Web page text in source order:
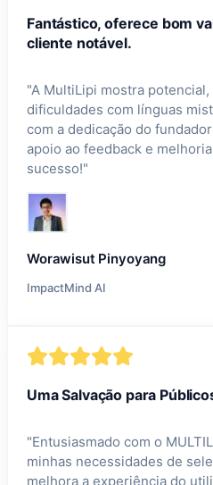
Fantástico, oferece bom
cliente notável.
"A MultiLipi mostra potencial,
dificuldades com línguas
com a dedicação do
apoio ao feedback e
sucesso!"
Worawisut Pinyoyang
ImpactMind AI
Uma Salvação para
"Entusiasmado com o
minhas necessidades de
melhora a experiência do